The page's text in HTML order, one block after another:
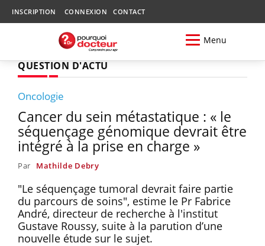
INSCRIPTION CONNEXION CONTACT
Menu
QUESTION D'ACTU
Oncologie
Cancer du sein métastatique : « le
séquençage génomique devrait être
intégré à la prise en charge »
Par Mathilde Debry
"Le séquençage tumoral devrait faire partie
du parcours de soins", estime le Pr Fabrice
André, directeur de recherche à l'institut
Gustave Roussy, suite à la parution d’une
nouvelle étude sur le sujet.